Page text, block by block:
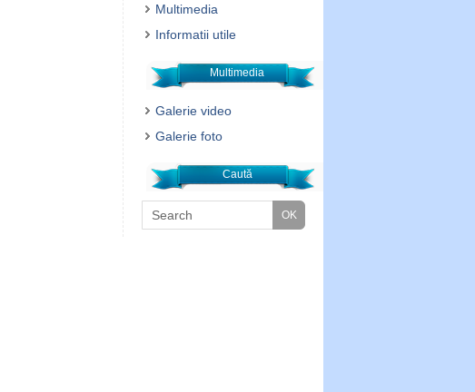
Multimedia
Informatii utile
Multimedia
Galerie video
Galerie foto
Caută